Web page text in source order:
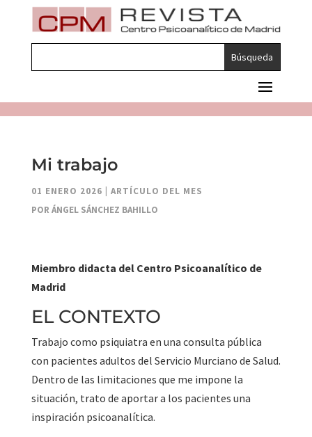
Mi trabajo
01 ENERO 2026
ARTÍCULO DEL MES
POR ÁNGEL SÁNCHEZ BAHILLO
Miembro didacta del Centro Psicoanalítico de
Madrid
EL CONTEXTO
Trabajo como psiquiatra en una consulta pública
con pacientes adultos del Servicio Murciano de Salud.
Dentro de las limitaciones que me impone la
situación, trato de aportar a los pacientes una
inspiración psicoanalítica.